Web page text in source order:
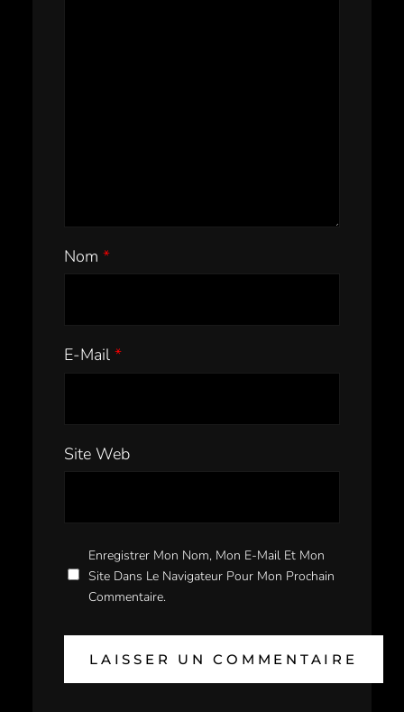
Nom *
E-Mail *
Site Web
Enregistrer Mon Nom, Mon E-Mail Et Mon
Site Dans Le Navigateur Pour Mon Prochain
Commentaire.